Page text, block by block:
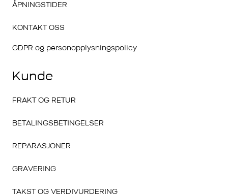
ÅPNINGSTIDER
KONTAKT OSS
GDPR og personopplysningspolicy
Kunde
FRAKT OG RETUR
BETALINGSBETINGELSER
REPARASJONER
GRAVERING
TAKST OG VERDIVURDERING